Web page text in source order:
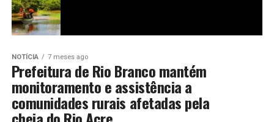
NOTÍCIA 7 meses ago
Prefeitura de Rio Branco mantém
monitoramento e assistência a
comunidades rurais afetadas pela